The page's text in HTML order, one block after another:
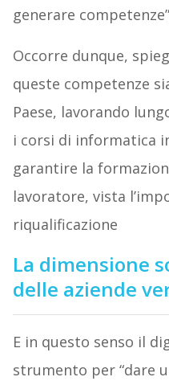
generare
Occorre dunque,
queste competenze
Paese, lavorando
i corsi di informatica
garantire la
lavoratore, vista
riqualificazione
La dimensione
delle aziende
E in questo senso il
strumento per “dare